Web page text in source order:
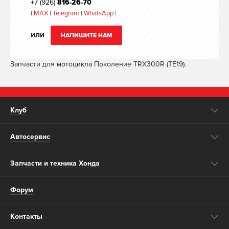
+7 (926) 816-26-70
| MAX | Telegram | WhatsApp |
ИЛИ НАПИШИТЕ НАМ
Запчасти для мотоцикла Поколение TRX300R (TE19).
Клуб
Автосервис
Запчасти и техника Хонда
Форум
Контакты